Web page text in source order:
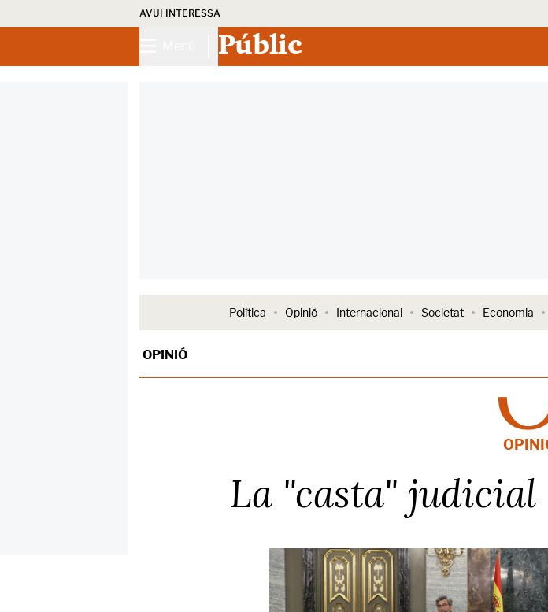
AVUI INTERESSA
Públic
Política Opinió Internacional Societat Economia
OPINIÓ
La "casta"